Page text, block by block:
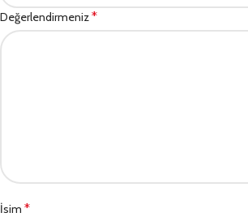
Değerlendirmeniz*
İsim *